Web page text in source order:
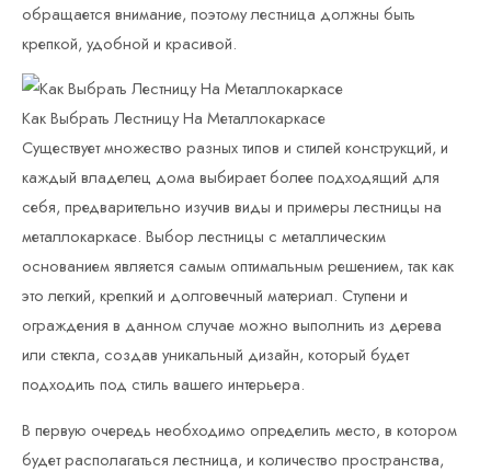
обращается внимание, поэтому лестница должны быть
крепкой, удобной и красивой.
Как Выбрать Лестницу На Металлокаркасе
Существует множество разных типов и стилей конструкций, и
каждый владелец дома выбирает более подходящий для
себя, предварительно изучив виды и примеры лестницы на
металлокаркасе. Выбор лестницы с металлическим
основанием является самым оптимальным решением, так как
это легкий, крепкий и долговечный материал. Ступени и
ограждения в данном случае можно выполнить из дерева
или стекла, создав уникальный дизайн, который будет
подходить под стиль вашего интерьера.
В первую очередь необходимо определить место, в котором
будет располагаться лестница, и количество пространства,